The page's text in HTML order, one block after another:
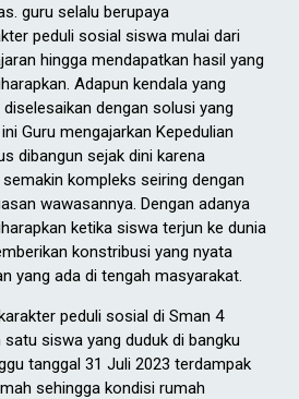
guru selalu berupaya
peduli sosial siswa mulai dari
hingga mendapatkan hasil yang
Adapun kendala yang
dengan solusi yang
Guru mengajarkan Kepedulian
dibangun sejak dini karena
kompleks seiring dengan
wawasannya. Dengan adanya
ketika siswa terjun ke dunia
konstribusi yang nyata
yang ada di tengah masyarakat.
peduli sosial di Sman 4
siswa yang duduk di bangku
tanggal 31 Juli 2023 terdampak
sehingga kondisi rumah